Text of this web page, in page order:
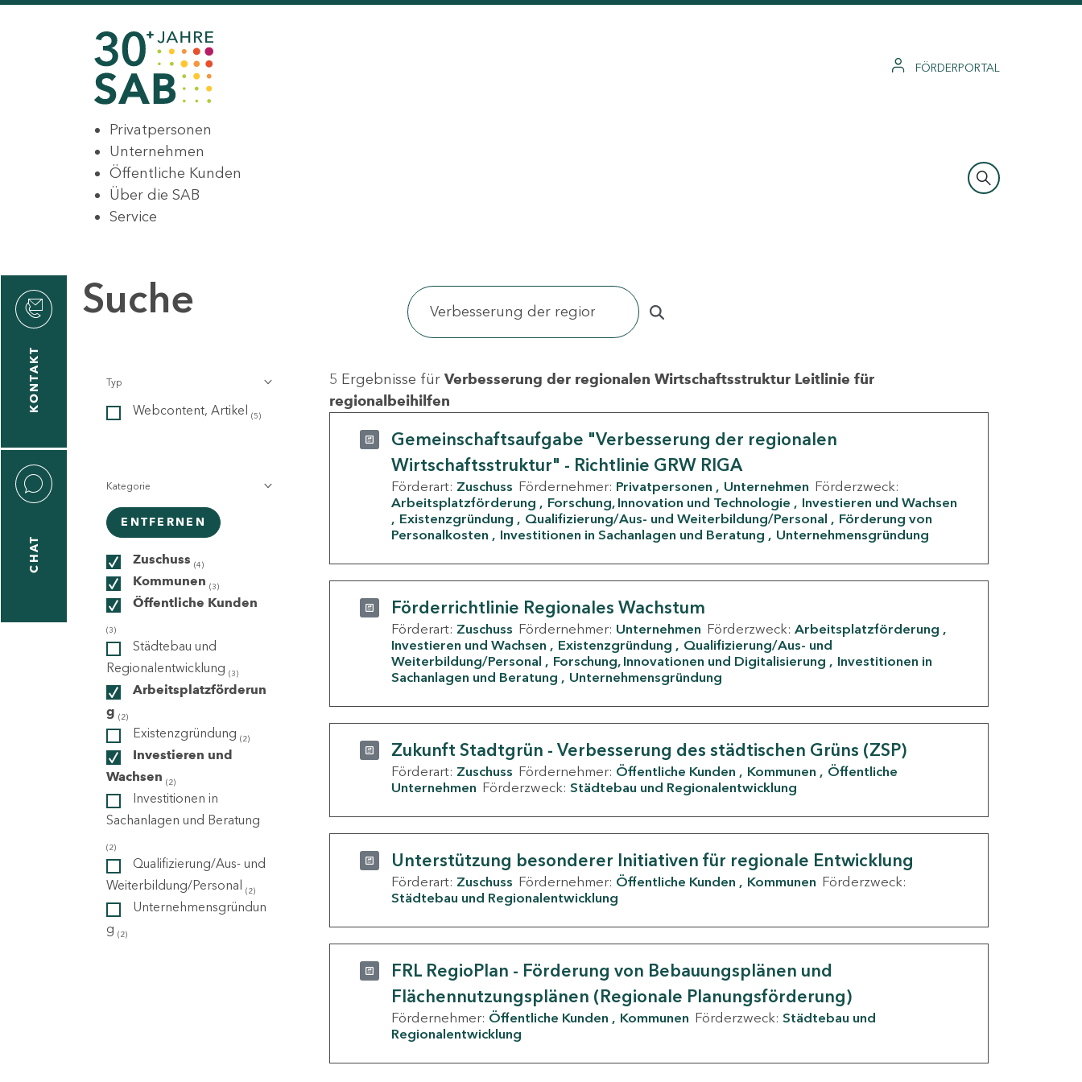
FÖRDERPORTAL
Privatpersonen
Unternehmen
Öffentliche Kunden
Über die SAB
Service
KONTAKT
CHAT
Suche
Typ
Webcontent, Artikel (5)
Kategorie
ENTFERNEN
Zuschuss (4)
Kommunen (3)
Öffentliche Kunden
(3)
Städtebau und
Regionalentwicklung (3)
Arbeitsplatzförderun
g (2)
Existenzgründung (2)
Investieren und
Wachsen (2)
Investitionen in
Sachanlagen und Beratung
(2)
Qualifizierung/Aus- und
Weiterbildung/Personal (2)
Unternehmensgründun
g (2)
5 Ergebnisse für Verbesserung der regionalen Wirtschaftsstruktur Leitlinie für
regionalbeihilfen
Gemeinschaftsaufgabe "Verbesserung der regionalen
Wirtschaftsstruktur" - Richtlinie GRW RIGA
Förderart: Zuschuss Fördernehmer: Privatpersonen Unternehmen Förderzweck:
Arbeitsplatzförderung
Forschung, Innovation und Technologie
Investieren und Wachsen
Existenzgründung
Qualifizierung/Aus- und Weiterbildung/Personal
Förderung von
Personalkosten
Investitionen in Sachanlagen und Beratung Unternehmensgründung
Förderrichtlinie Regionales Wachstum
Förderart: Zuschuss Fördernehmer: Unternehmen Förderzweck: Arbeitsplatzförderung
Investieren und Wachsen
Existenzgründung
Qualifizierung/Aus- und
Weiterbildung/Personal
Forschung, Innovationen und Digitalisierung
Investitionen in
Sachanlagen und Beratung
Unternehmensgründung
Zukunft Stadtgrün - Verbesserung des städtischen Grüns (ZSP)
Förderart: Zuschuss Fördernehmer: Öffentliche Kunden Kommunen
Öffentliche
Unternehmen Förderzweck: Städtebau und Regionalentwicklung
Unterstützung besonderer Initiativen für regionale Entwicklung
Förderart: Zuschuss Fördernehmer: Öffentliche Kunden Kommunen Förderzweck:
Städtebau und Regionalentwicklung
FRL RegioPlan - Förderung von Bebauungsplänen und
Flächennutzungsplänen (Regionale Planungsförderung)
Fördernehmer: Öffentliche Kunden Kommunen Förderzweck: Städtebau und
Regionalentwicklung